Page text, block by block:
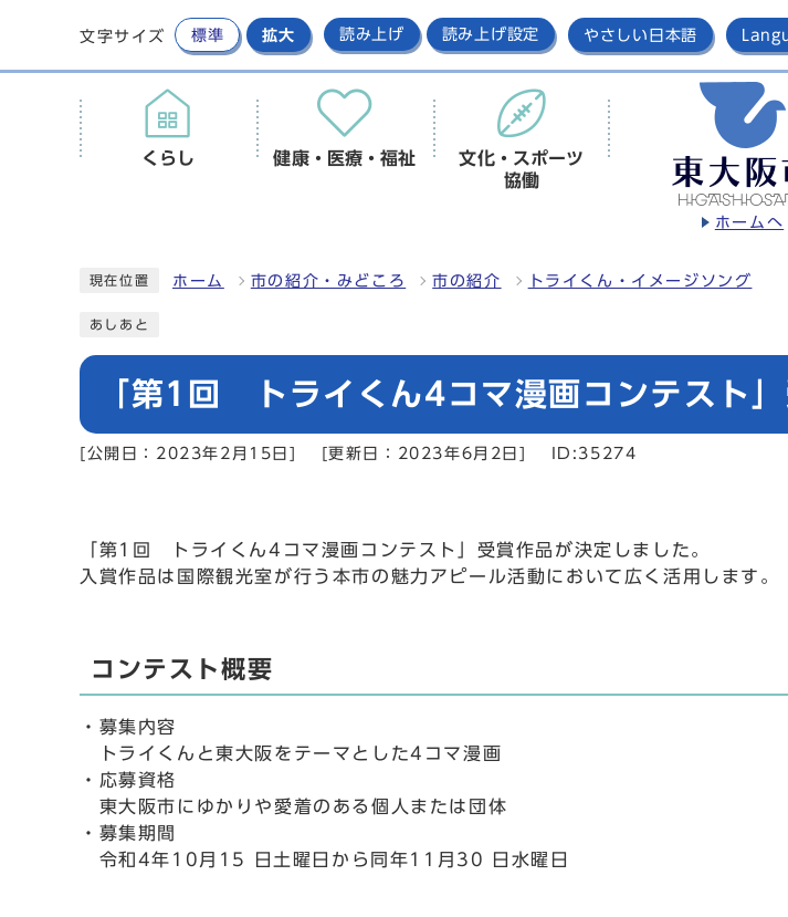
文字サイズ 標準 拡大 読み上げ 読み上げ設定 やさしい日本語
ホームへ
くらし 健康・医療・福祉
文化・スポーツ
協働
現在位置 ホーム 市の紹介・みどころ 市の紹介 トライくん・イメージソング
あしあと
「第1回 トライくん4コマ漫画コンテスト」
[公開日：2023年2月15日] [更新日：2023年6月2日] ID:35274
「第1回 トライくん4コマ漫画コンテスト」受賞作品が決定しました。
入賞作品は国際観光室が行う本市の魅力アピール活動において広く活用します。
コンテスト概要
・募集内容
トライくんと東大阪をテーマとした4コマ漫画
・応募資格
東大阪市にゆかりや愛着のある個人または団体
・募集期間
令和4年10月15 日土曜日から同年11月30 日水曜日